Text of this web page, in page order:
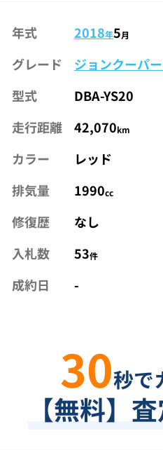
年式 2018年5月
グレード
ジョンクーパ
型式
DBA-YS20
走行距離
42,070km
カラー
レッド
排気量
1990cc
修復歴
なし
入札数
53件
成約日 -
30秒で
【無料】